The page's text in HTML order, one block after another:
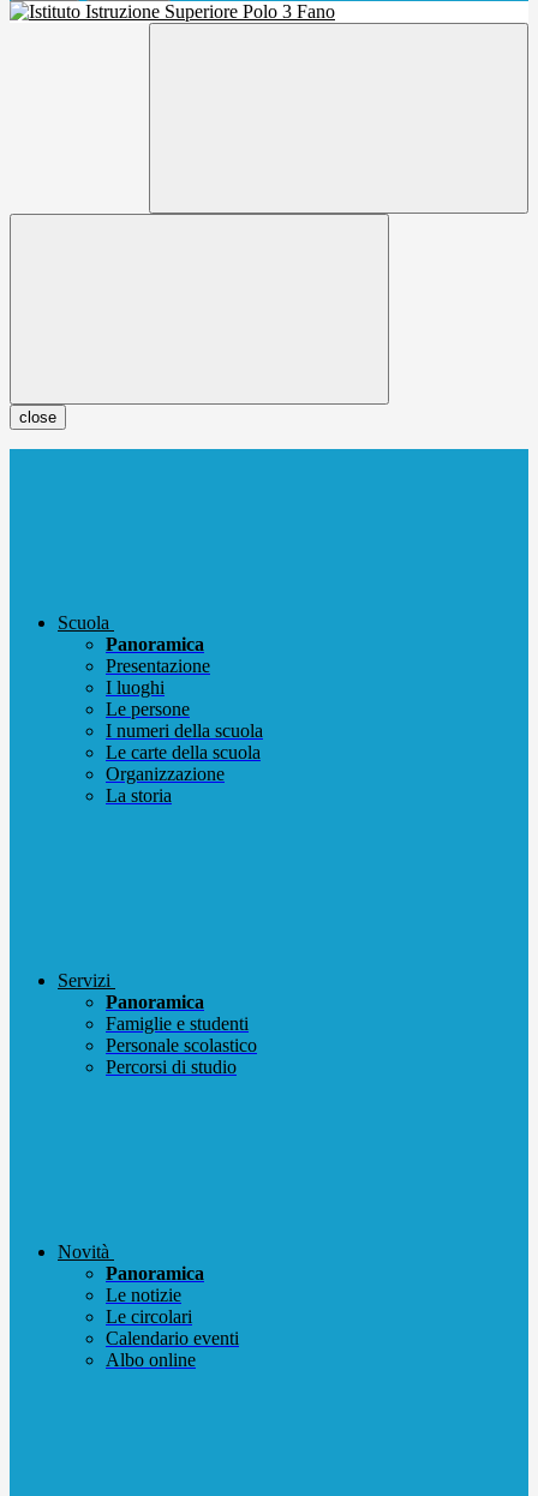
close
Scuola
Panoramica
Presentazione
I luoghi
Le persone
I numeri della scuola
Le carte della scuola
Organizzazione
La storia
Servizi
Panoramica
Famiglie e studenti
Personale scolastico
Percorsi di studio
Novità
Panoramica
Le notizie
Le circolari
Calendario eventi
Albo online